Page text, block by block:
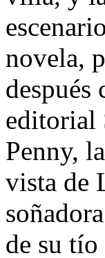
novela,
editorial
Penny,
vista de
de su